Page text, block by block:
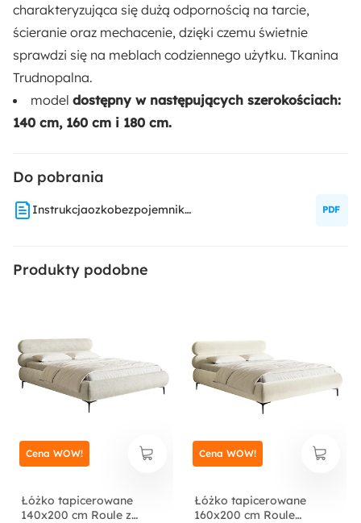
Materac:
Nie
Pojemnik na pościel:
Nie
Stelaż:
Głębokość:
Ilość paczek:
4
216 cm
charakteryzująca się dużą odpornością na tarcie,
ścieranie oraz mechacenie, dzięki czemu świetnie
sprawdzi się na meblach codziennego użytku. Tkanina
Trudnopalna.
model dostępny w następujących szerokościach:
140 cm, 160 cm i 180 cm.
Do pobrania
InstrukcjaozkobezpojemnikaRouleiOvalle
Produkty podobne
Łóżko tapicerowane
140x200 cm Roule z
Cena WOW!
Łóżko tapicerowane
160x200 cm Roule
Cena WOW!